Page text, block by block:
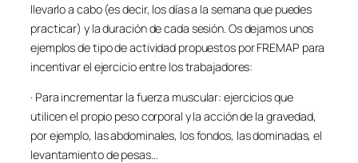
llevarlo a cabo (es decir, los días a la semana que puedes
practicar) y la duración de cada sesión. Os dejamos unos
ejemplos de tipo de actividad propuestos por FREMAP para
incentivar el ejercicio entre los trabajadores:
· Para incrementar la fuerza muscular: ejercicios que
utilicen el propio peso corporal y la acción de la gravedad,
por ejemplo, las abdominales, los fondos, las dominadas, el
levantamiento de pesas…